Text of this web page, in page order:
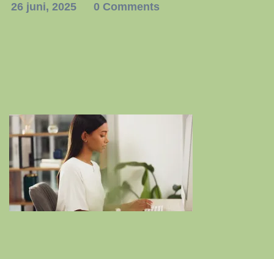
26 juni, 2025 0 Comments